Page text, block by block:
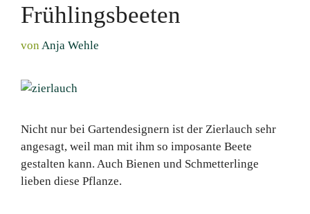
Frühlingsbeeten
von Anja Wehle
Nicht nur bei Gartendesignern ist der Zierlauch sehr
angesagt, weil man mit ihm so imposante Beete
gestalten kann. Auch Bienen und Schmetterlinge
lieben diese Pflanze.